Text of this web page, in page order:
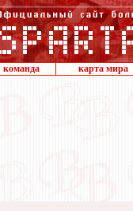
команда карта мира